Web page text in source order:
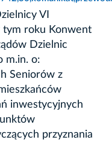
VI
tym roku Konwent
Dzielnic
m.in. o:
Seniorów z
inwestycyjnych
przyznania